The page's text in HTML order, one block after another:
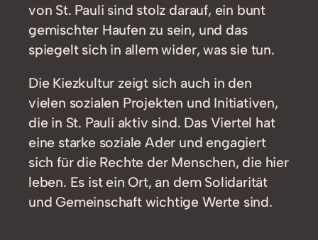
von St. Pauli sind stolz darauf, ein bunt
gemischter Haufen zu sein, und das
spiegelt sich in allem wider, was sie tun.
Die Kiezkultur zeigt sich auch in den
vielen sozialen Projekten und Initiativen,
die in St. Pauli aktiv sind. Das Viertel hat
eine starke soziale Ader und engagiert
sich für die Rechte der Menschen, die hier
leben. Es ist ein Ort, an dem Solidarität
und Gemeinschaft wichtige Werte sind.